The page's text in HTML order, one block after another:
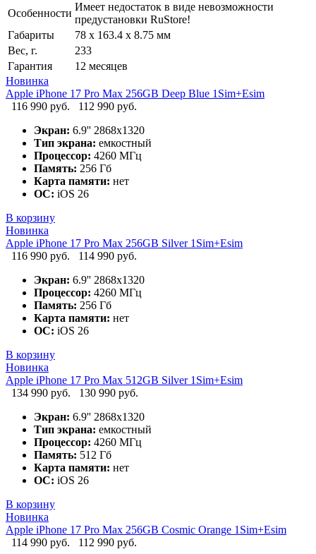
Особенности
Имеет недостаток в виде невозможности
предустановки RuStore!
Габариты
78 x 163.4 x 8.75 мм
Вес, г.
233
Гарантия
12 месяцев
Новинка
Apple iPhone 17 Pro Max 256GB Deep Blue 1Sim+Esim
116 990 руб.
112 990 руб.
Экран: 6.9'' 2868x1320
Тип экрана: емкостный
Процессор: 4260 МГц
Память: 256 Гб
Карта памяти: нет
ОС: iOS 26
В корзину
Новинка
Apple iPhone 17 Pro Max 256GB Silver 1Sim+Esim
116 990 руб.
114 990 руб.
Экран: 6.9'' 2868x1320
Процессор: 4260 МГц
Память: 256 Гб
Карта памяти: нет
ОС: iOS 26
В корзину
Новинка
Apple iPhone 17 Pro Max 512GB Silver 1Sim+Esim
134 990 руб.
130 990 руб.
Экран: 6.9'' 2868x1320
Тип экрана: емкостный
Процессор: 4260 МГц
Память: 512 Гб
Карта памяти: нет
ОС: iOS 26
В корзину
Новинка
Apple iPhone 17 Pro Max 256GB Cosmic Orange 1Sim+Esim
114 990 руб.
112 990 руб.